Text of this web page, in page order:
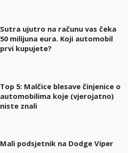
Sutra ujutro na računu vas čeka
50 milijuna eura. Koji automobil
prvi kupujete?
Top 5: Malčice blesave činjenice o
automobilima koje (vjerojatno)
niste znali
Mali podsjetnik na Dodge Viper